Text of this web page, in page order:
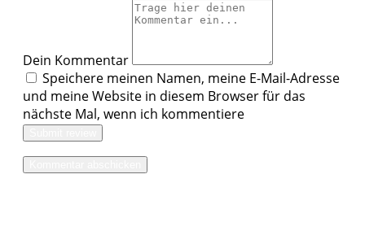
Dein Kommentar
Speichere meinen Namen, meine E-Mail-Adresse
und meine Website in diesem Browser für das
nächste Mal, wenn ich kommentiere